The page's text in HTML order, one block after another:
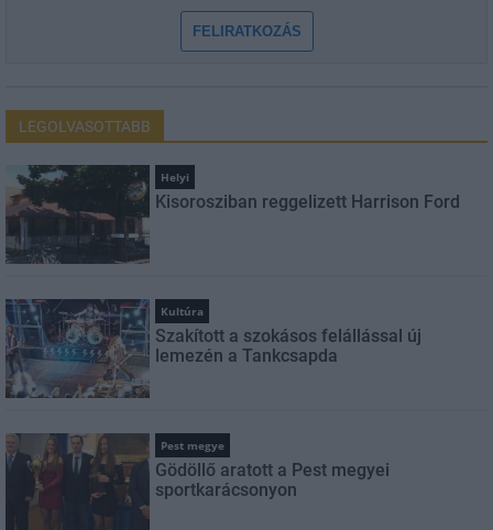
FELIRATKOZÁS
LEGOLVASOTTABB
Helyi
Kisorosziban reggelizett Harrison Ford
Kultúra
Szakított a szokásos felállással új
lemezén a Tankcsapda
Pest megye
Gödöllő aratott a Pest megyei
sportkarácsonyon